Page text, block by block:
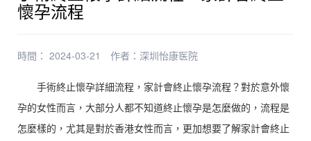
懷孕流程
時間： 2024-03-21 作者： 深圳怡康医院
手術終止懷孕詳細流程，家計會終止懷孕流程？對於意外懷
孕的女性而言，大部分人都不知道終止懷孕是怎麼做的，流程是
怎麼樣的，尤其是對於香港女性而言，更加想要了解家計會終止